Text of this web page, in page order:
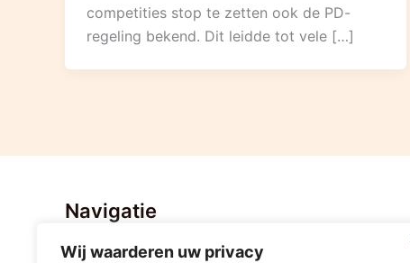
Wij waarderen uw privacy
competities stop te zetten ook de PD-
regeling bekend. Dit leidde tot vele […]
Navigatie
Home